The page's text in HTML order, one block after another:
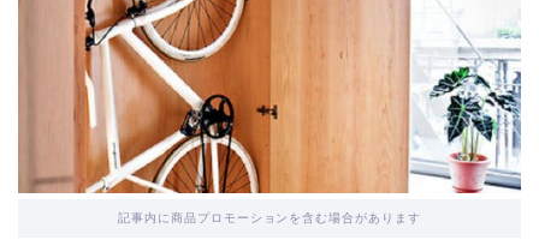
記事内に商品プロモーションを含む場合があります